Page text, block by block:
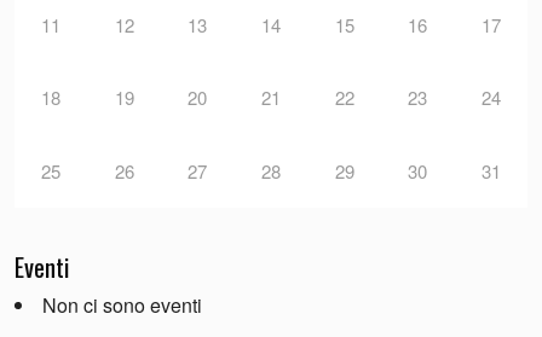
11 12 13 14 15 16 17
18 19 20 21 22 23 24
25 26 27 28 29 30 31
Eventi
Non ci sono eventi